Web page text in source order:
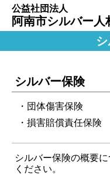
公益社団法人
阿南市シルバー人
シルバー保険
・団体傷害保険
・損害賠償責任保険
シルバー保険の概要
ください。